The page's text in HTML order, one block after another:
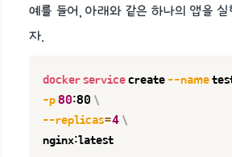
예를 들어, 아래와 같은 하나의 앱을
자.
docker service create --name
-p 80:80 \
--replicas=4 \
nginx:latest